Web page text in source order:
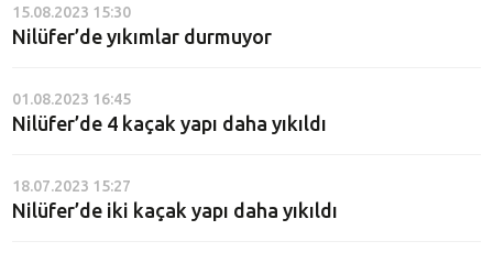
15.08.2023 15:30
Nilüfer’de yıkımlar durmuyor
01.08.2023 16:45
Nilüfer’de 4 kaçak yapı daha yıkıldı
18.07.2023 15:27
Nilüfer’de iki kaçak yapı daha yıkıldı